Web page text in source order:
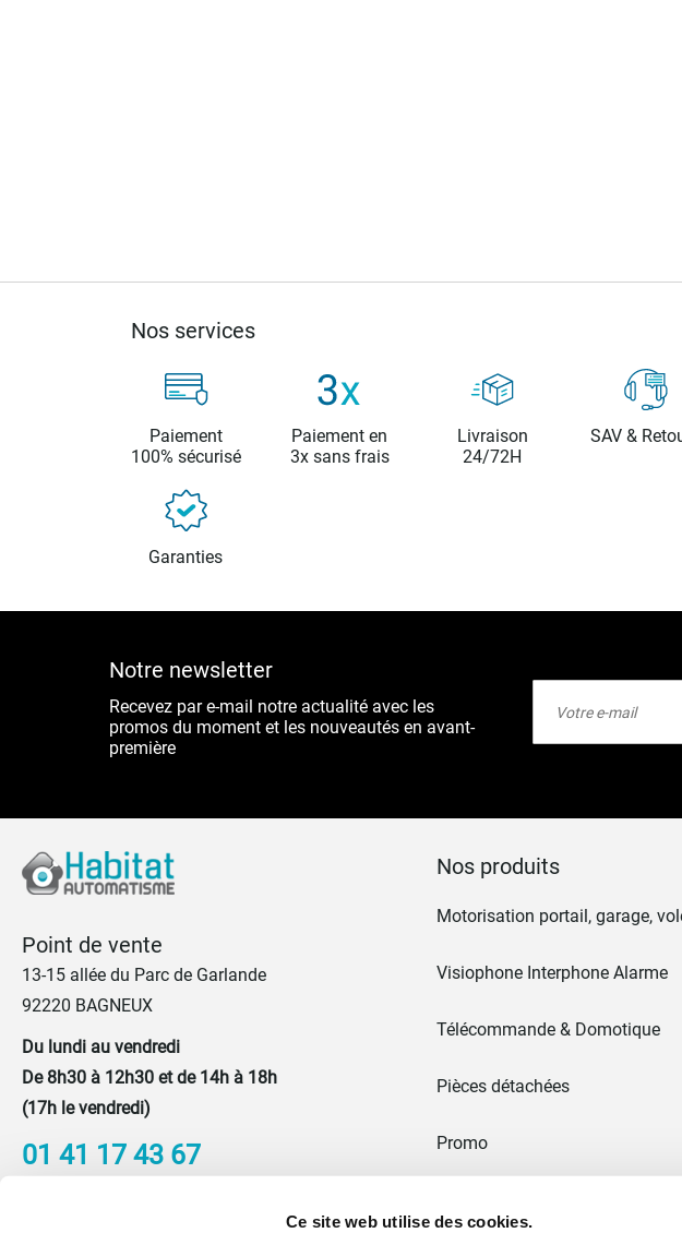
Ce site web utilise des cookies.
Nos services
Paiement
100% sécurisé
Paiement en
3x sans frais
Livraison
24/72H
SAV &
Garanties
Notre newsletter
Recevez par e-mail notre actualité avec les
promos du moment et les nouveautés en avant-
première
notre
:
Point de vente
13-15 allée du Parc de Garlande
92220 BAGNEUX
Du lundi au vendredi
De 8h30 à 12h30 et de 14h à 18h
(17h le vendredi)
01 41 17 43 67
Nos produits
Motorisation portail, garage,
Visiophone Interphone Alarme
Télécommande & Domotique
Pièces détachées
Promo